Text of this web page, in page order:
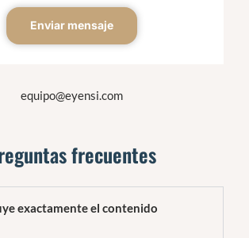
Enviar mensaje
equipo@eyensi.com
frecuentes
exactamente el contenido